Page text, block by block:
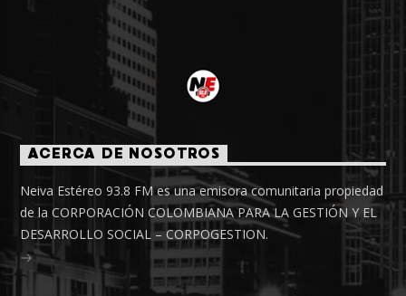
ACERCA DE NOSOTROS
Neiva Estéreo 93.8 FM es una emisora comunitaria propiedad
de la CORPORACIÓN COLOMBIANA PARA LA GESTIÓN Y EL
DESARROLLO SOCIAL – CORPOGESTION.